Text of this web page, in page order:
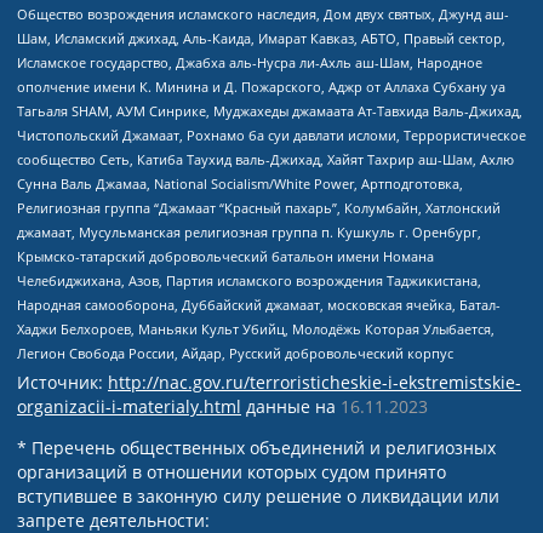
Общество возрождения исламского наследия, Дом двух святых, Джунд аш-
Шам, Исламский джихад, Аль-Каида, Имарат Кавказ, АБТО, Правый сектор,
Исламское государство, Джабха аль-Нусра ли-Ахль аш-Шам, Народное
ополчение имени К. Минина и Д. Пожарского, Аджр от Аллаха Субхану уа
Тагьаля SHAM, АУМ Синрике, Муджахеды джамаата Ат-Тавхида Валь-Джихад,
Чистопольский Джамаат, Рохнамо ба суи давлати исломи, Террористическое
сообщество Сеть, Катиба Таухид валь-Джихад, Хайят Тахрир аш-Шам, Ахлю
Сунна Валь Джамаа, National Socialism/White Power, Артподготовка,
Религиозная группа “Джамаат “Красный пахарь”, Колумбайн, Хатлонский
джамаат, Мусульманская религиозная группа п. Кушкуль г. Оренбург,
Крымско-татарский добровольческий батальон имени Номана
Челебиджихана, Азов, Партия исламского возрождения Таджикистана,
Народная самооборона, Дуббайский джамаат, московская ячейка, Батал-
Хаджи Белхороев, Маньяки Культ Убийц, Молодёжь Которая Улыбается,
Легион Свобода России, Айдар, Русский добровольческий корпус
Источник: http://nac.gov.ru/terroristicheskie-i-ekstremistskie-
organizacii-i-materialy.html данные на 16.11.2023
* Перечень общественных объединений и религиозных
организаций в отношении которых судом принято
вступившее в законную силу решение о ликвидации или
запрете деятельности: